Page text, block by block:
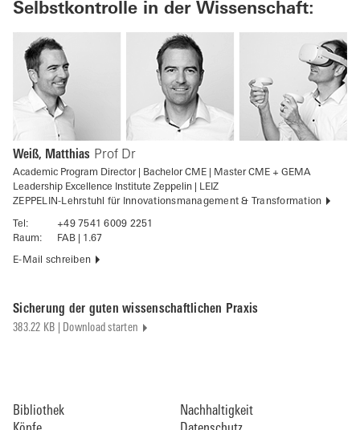
Selbstkontrolle in der Wissenschaft:
Weiß, Matthias Prof Dr
Academic Program Director | Bachelor CME | Master CME + GEMA
Leadership Excellence Institute Zeppelin | LEIZ
ZEPPELIN-Lehrstuhl für Innovationsmanagement & Transformation
Tel:
+49 7541 6009 2251
Raum:
FAB | 1.67
E-Mail schreiben
Sicherung der guten wissenschaftlichen Praxis
383.22 KB | Download starten
Bibliothek
Nachhaltigkeit